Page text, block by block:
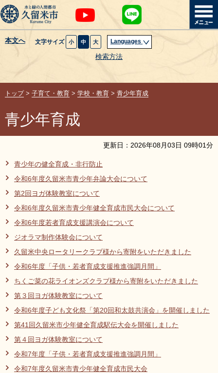
本文へ 文字サイズ 小 中 大 Languages
検索方法
暮らし・届出
健康・医療・福祉
観光魅力・イベント
計画・政策
サイトマップ 組織から探す
RSS プライバシーポリシー
サイトについて
閉じる
トップ> 子育て・教育 > 学校・教育 > 青少年育成
青少年育成
更新日： 2026年08月03日 09時01分
青少年の健全育成・非行防止
令和6年度久留米市青少年弁論大会について
第2回ヨガ体験教室について
令和6年度久留米市青少年健全育成市民大会について
令和6年度若者育成支援講演会について
ジオラマ制作体験会について
久留米中央ロータリークラブ様から寄附をいただきました
令和6年度「子供・若者育成支援推進強調月間」
ちくご菜の花ライオンズクラブ様から寄附をいただきました
第３回ヨガ体験教室について
令和6年度子ども文化祭「第20回和太鼓共演会」を開催しました
第41回久留米市少年健全育成駅伝大会を開催しました
第４回ヨガ体験教室について
令和7年度「子供・若者育成支援推進強調月間」
令和7年度久留米市青少年健全育成市民大会